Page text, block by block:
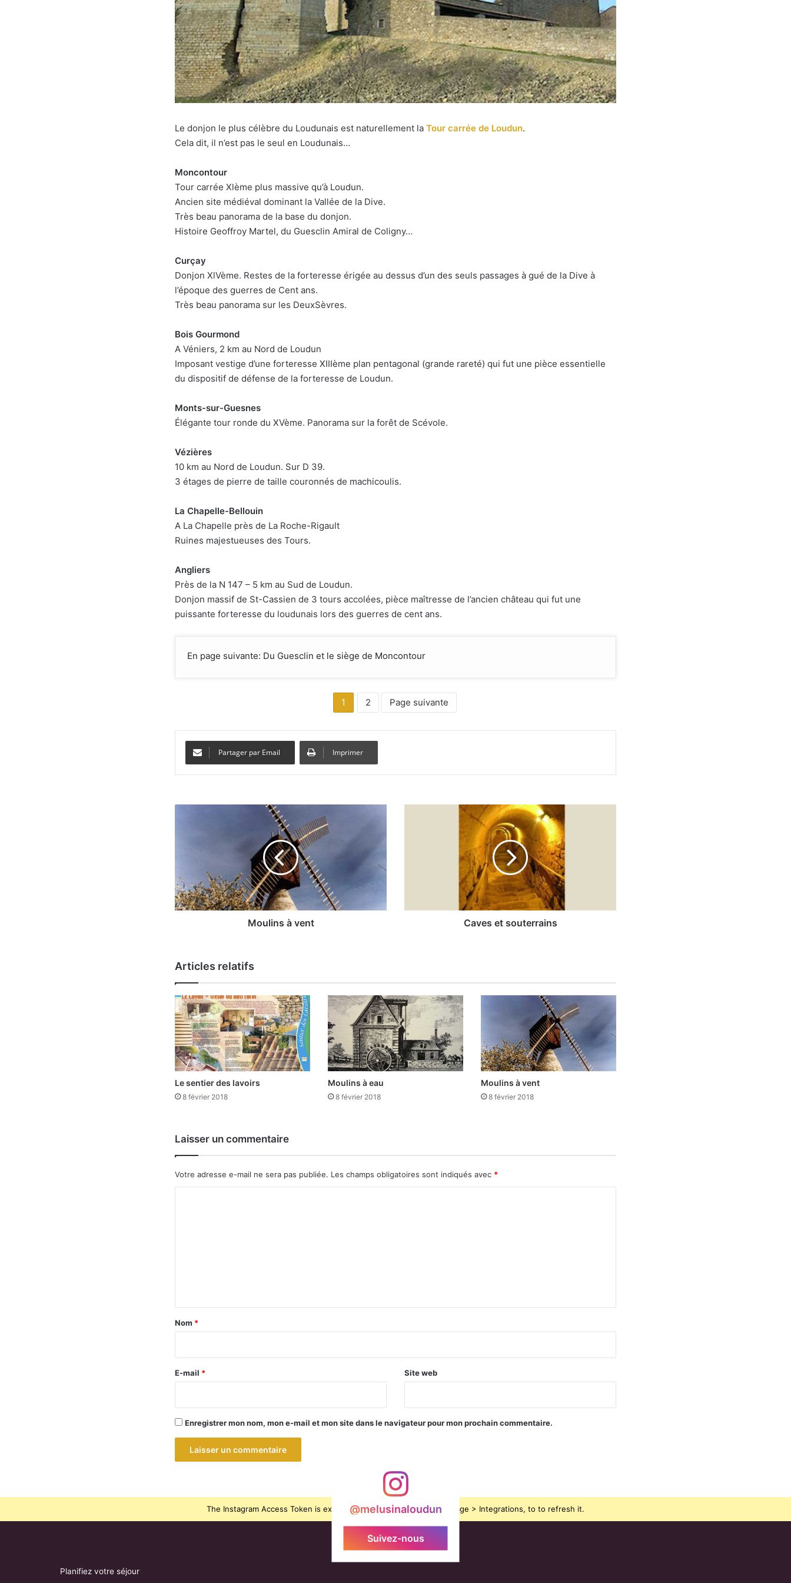
Le donjon le plus célèbre du Loudunais est naturellement la Tour carrée de Loudun.
Cela dit, il n’est pas le seul en Loudunais…
Moncontour
Tour carrée Xlème plus massive qu’à Loudun.
Ancien site médiéval dominant la Vallée de la Dive.
Très beau panorama de la base du donjon.
Histoire Geoffroy Martel, du Guesclin Amiral de Coligny…
Curçay
Donjon XlVème. Restes de la forteresse érigée au dessus d’un des seuls passages à gué de la Dive à
l’époque des guerres de Cent ans.
Très beau panorama sur les DeuxSèvres.
Bois Gourmond
A Véniers, 2 km au Nord de Loudun
Imposant vestige d’une forteresse XIIIème plan pentagonal (grande rareté) qui fut une pièce essentielle
du dispositif de défense de la forteresse de Loudun.
Monts-sur-Guesnes
Élégante tour ronde du XVème. Panorama sur la forêt de Scévole.
Vézières
10 km au Nord de Loudun. Sur D 39.
3 étages de pierre de taille couronnés de machicoulis.
La Chapelle-Bellouin
A La Chapelle près de La Roche-Rigault
Ruines majestueuses des Tours.
Angliers
Près de la N 147 – 5 km au Sud de Loudun.
Donjon massif de St-Cassien de 3 tours accolées, pièce maîtresse de l’ancien château qui fut une
puissante forteresse du loudunais lors des guerres de cent ans.
En page suivante: Du Guesclin et le siège de Moncontour
1 2 Page suivante
Partager par Email Imprimer
Moulins à vent Caves et souterrains
Articles relatifs
Le sentier des lavoirs
8 février 2018
Moulins à eau
8 février 2018
Moulins à vent
8 février 2018
Laisser un commentaire
Votre adresse e-mail ne sera pas publiée. Les champs obligatoires sont indiqués avec *
a
e
Nom *
E-mail * Site web
Enregistrer mon nom, mon e-mail et mon site dans le navigateur pour mon prochain commentaire.
@melusinaloudun
Suivez-nous
The Instagram Access Token is expired, Go to the Theme options page > Integrations, to to refresh it.
Planifiez votre séjour